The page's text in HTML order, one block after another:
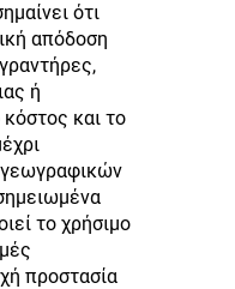
ότι
απόδοση
ή
και το
γεωγραφικών
το χρήσιμο
προστασία